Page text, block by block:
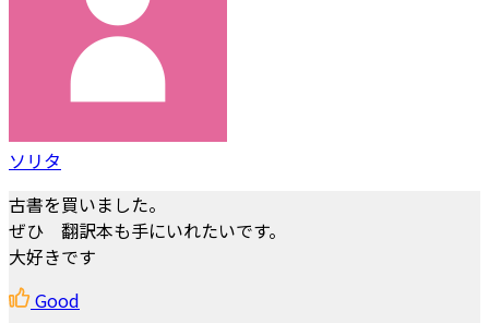
ソリタ
古書を買いました。
ぜひ 翻訳本も手にいれたいです。
大好きです
Good